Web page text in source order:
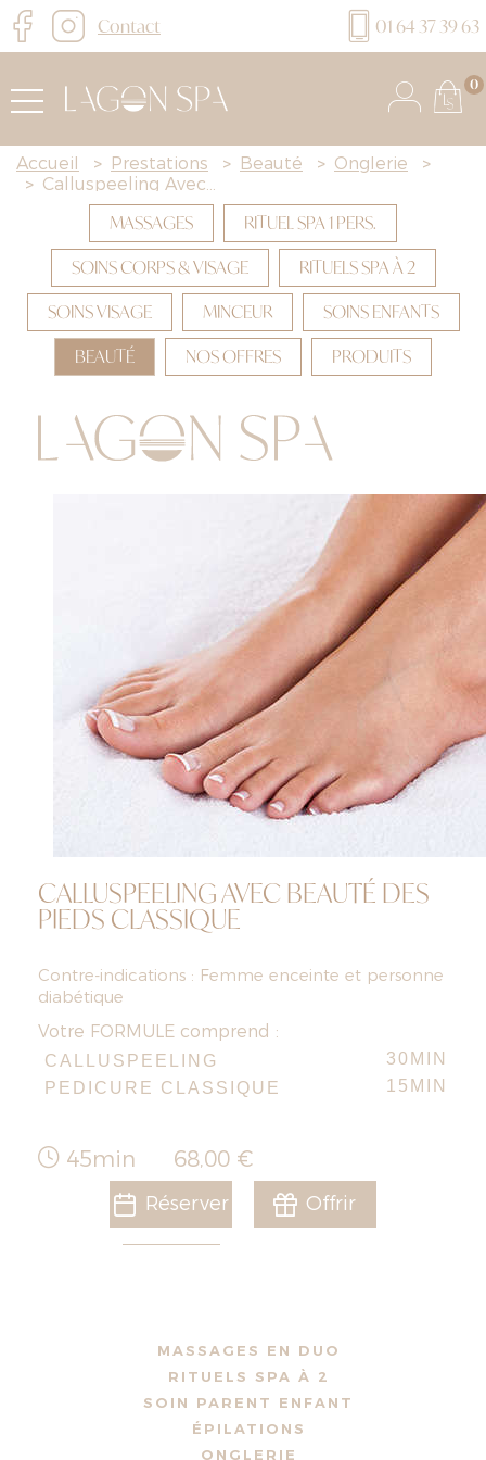
Contact 01 64 37 39 63
0
Accueil > Prestations > Beauté > Onglerie
>
> Calluspeeling Avec...
MASSAGES
RITUEL SPA 1 PERS.
SOINS CORPS & VISAGE
RITUELS SPA À 2
SOINS VISAGE
MINCEUR
SOINS ENFANTS
BEAUTÉ
NOS OFFRES PRODUITS
CALLUSPEELING AVEC BEAUTÉ DES
PIEDS CLASSIQUE
Contre-indications : Femme enceinte et personne
diabétique
Votre FORMULE comprend :
CALLUSPEELING
30MIN
PEDICURE CLASSIQUE
15MIN
45min 68,00 €
Réserver Offrir
MASSAGES EN DUO
RITUELS SPA À 2
SOIN PARENT ENFANT
ÉPILATIONS
ONGLERIE